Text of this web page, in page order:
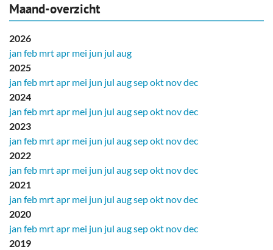
Maand-overzicht
2026
jan feb mrtapr mei jun jul aug
2025
jan feb mrtapr mei jun jul augsepokt novdec
2024
jan feb mrtapr mei jun jul augsepokt novdec
2023
jan feb mrtapr mei jun jul augsepokt novdec
2022
jan feb mrtapr mei jun jul augsepokt novdec
2021
jan feb mrtapr mei jun jul augsepokt novdec
2020
jan feb mrtapr mei jun jul augsepokt novdec
2019